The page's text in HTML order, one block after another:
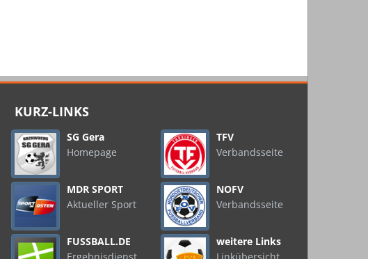
KURZ-LINKS
SG Gera
Homepage
MDR SPORT
Aktueller Sport
FUSSBALL.DE
TFV
Verbandsseite
NOFV
Verbandsseite
weitere Links